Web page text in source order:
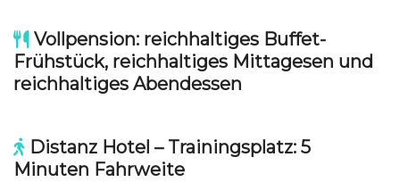
Vollpension: reichhaltiges Buffet-
Frühstück, reichhaltiges Mittagesen und
reichhaltiges Abendessen
Distanz Hotel – Trainingsplatz: 5
Minuten Fahrweite